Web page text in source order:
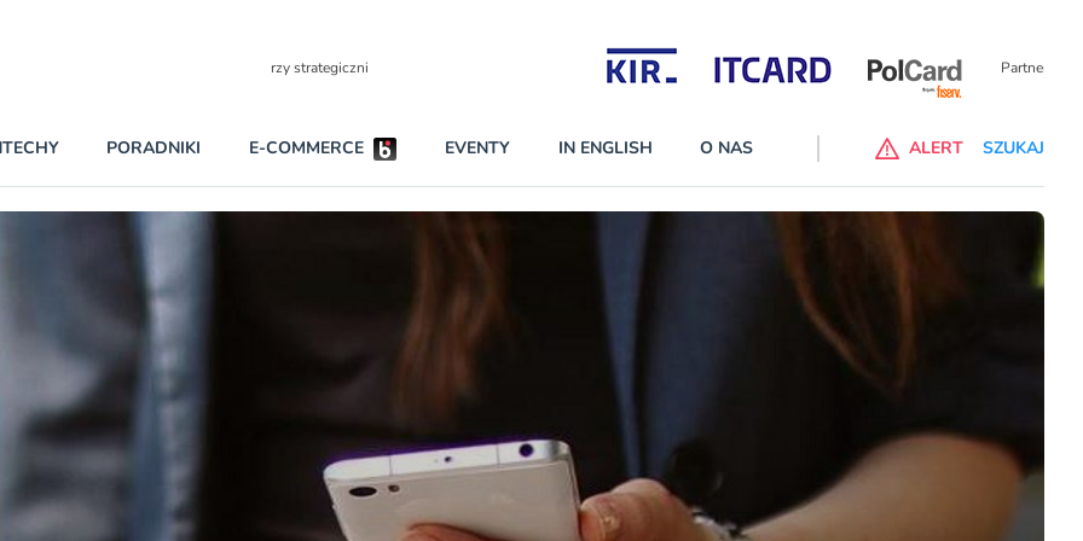
Partnerzy wspierający
BEZPIECZEŃSTWO
PRAWO
RAPORTY SPECJALNE
NAJCZĘŚCIEJ CZYTANE
Darmowy dostęp do ChataGPT Go dla klientów Revoluta. Nowy benefit we
W najniższych planach – Standard i Plus – z usługi będzie można korzsytać za
PORADNIKI E-COMMERCE EVENTY IN ENGLISH O NAS ALERT SZUKAJ